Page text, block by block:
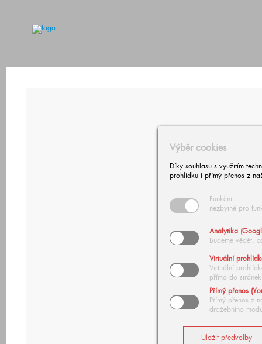
Výběr cookies
Díky souhlasu s využitím
prohlídku i přímý přenos z
Funkční
nezbytné pro
Analytika
Budeme vědět,
Virtuální
Virtuální
přímo do stránek
Přímý přenos
Přímý přenos z
dražebního